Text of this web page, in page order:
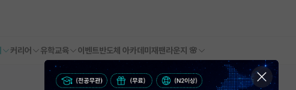
커리어 유학교육 이벤트반도체 아카데미 재팬라운지 🌸